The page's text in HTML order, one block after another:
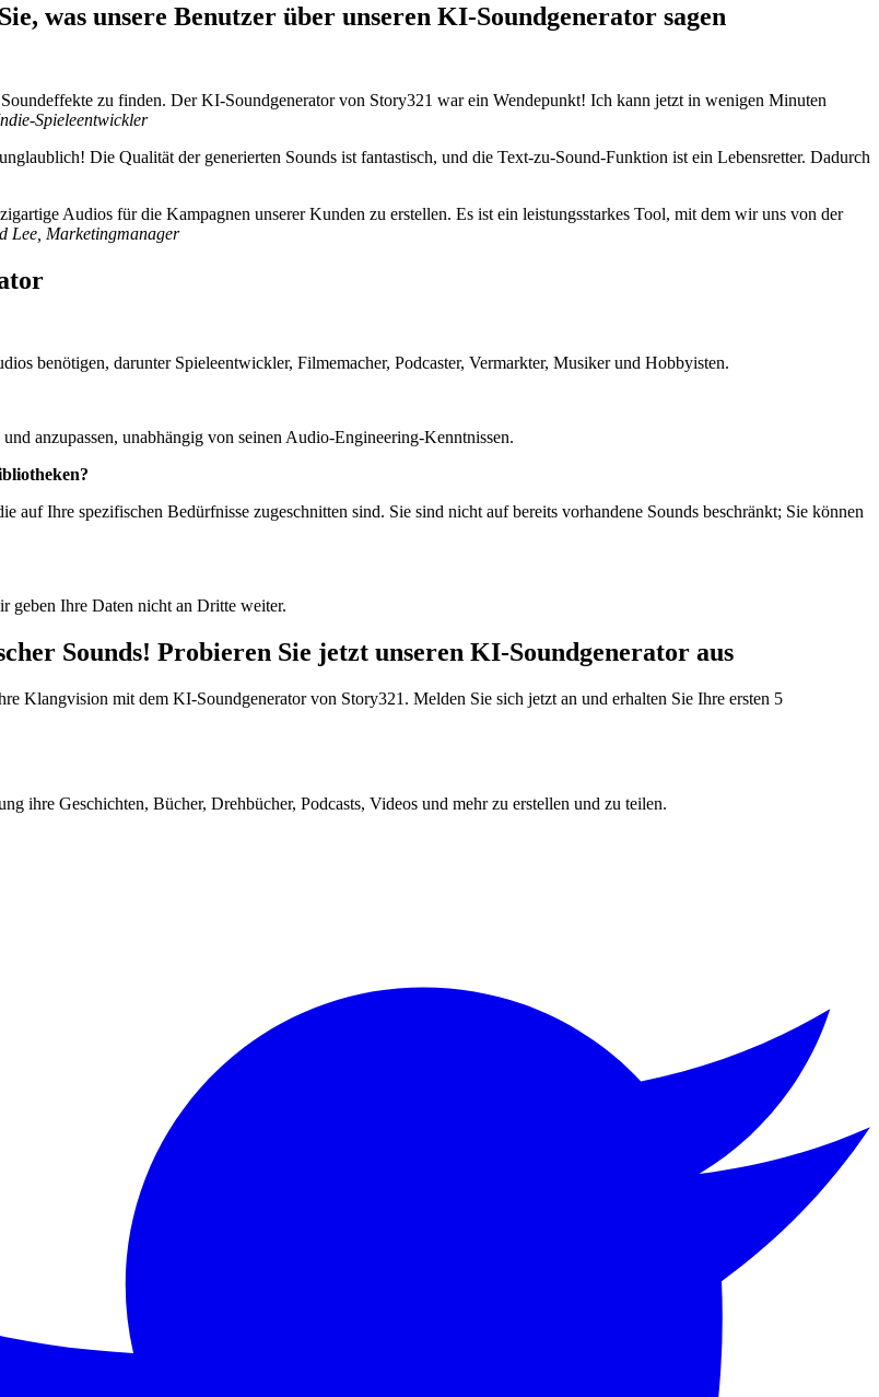
was unsere Benutzer über unseren KI-Soundgenerator sagen
zu finden. Der KI-Soundgenerator von Story321 war ein Wendepunkt! Ich kann jetzt in wenigen Minuten
Spieleentwickler
Die Qualität der generierten Sounds ist fantastisch, und die Text-zu-Sound-Funktion ist ein Lebensretter. Dadurch
Audios für die Kampagnen unserer Kunden zu erstellen. Es ist ein leistungsstarkes Tool, mit dem wir uns von der
Lee, Marketingmanager
benötigen, darunter Spieleentwickler, Filmemacher, Podcaster, Vermarkter, Musiker und Hobbyisten.
anzupassen, unabhängig von seinen Audio-Engineering-Kenntnissen.
Ihre spezifischen Bedürfnisse zugeschnitten sind. Sie sind nicht auf bereits vorhandene Sounds beschränkt; Sie können
geben Ihre Daten nicht an Dritte weiter.
Sounds! Probieren Sie jetzt unseren KI-Soundgenerator aus
Klangvision mit dem KI-Soundgenerator von Story321. Melden Sie sich jetzt an und erhalten Sie Ihre ersten 5
ihre Geschichten, Bücher, Drehbücher, Podcasts, Videos und mehr zu erstellen und zu teilen.